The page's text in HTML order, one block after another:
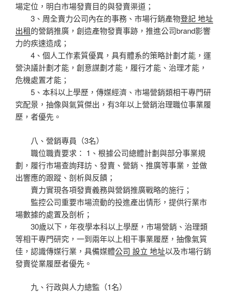
場定位，明白市場發賣目的與發賣渠道；
3、周全賣力公司內在的事務、市場行銷產物登記 地址
出租的營銷推廣，創造產物發賣事跡，推進公司brand影響
力的疾速造成；
4、個人工作素質優異，具有體系的策略計劃才能，運
營決議計劃才能，創意謀劃才能，履行才能、治理才能，
危機處置才能；
5、本科以上學歷，傳媒經濟、市場營銷類相干專門研
究配景，抽像與氣質傑出，有3年以上營銷治理職位事業履
歷，者優先。
八、營銷專員（3名）
職位職責要求： 1、根據公司總體計劃與部分事業規
劃，履行市場查詢拜訪、發賣、營銷、推廣等事業，並做
出響應的跟蹤、剖析與反饋；
賣力實現各項發賣義務與營銷推廣戰略的施行；
監控公司重要市場流動的投進產出情形，提供行業市
場數據的處置及剖析；
30歲以下，年夜學本科以上學歷，市場營銷、治理類
等相干專門研究，一到兩年以上相干事業履歷，抽像氣質
佳，認識傳媒行業，具備媒體公司 設立 地址以及市場行銷
發賣從業履歷者優先。
九、行政與人力總監（1名）